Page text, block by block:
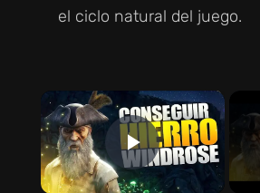
el ciclo natural del juego.
×
PLAY